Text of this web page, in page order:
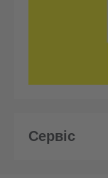
Сервіс